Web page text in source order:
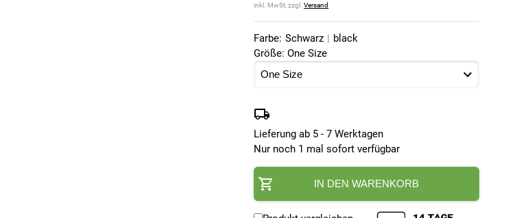
inkl. MwSt, zzgl.Versand
Farbe: Schwarz | black
Größe: One Size
Lieferung ab 5 - 7 Werktagen
Nur noch 1 mal sofort verfügbar
IN DEN WARENKORB